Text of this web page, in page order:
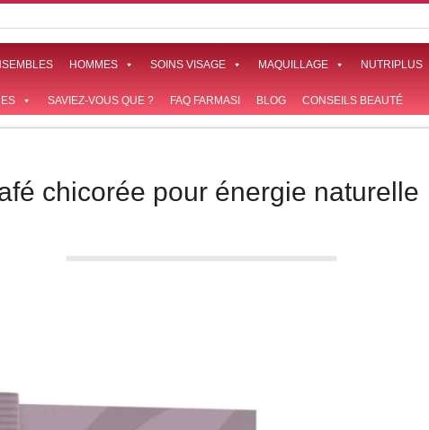
HOMMES SOINS VISAGE MAQUILLAGE NUTRIPLUS
SAVIEZ-VOUS QUE ? FAQ FARMASI BLOG CONSEILS BEAUTÉ
chicorée pour énergie naturelle